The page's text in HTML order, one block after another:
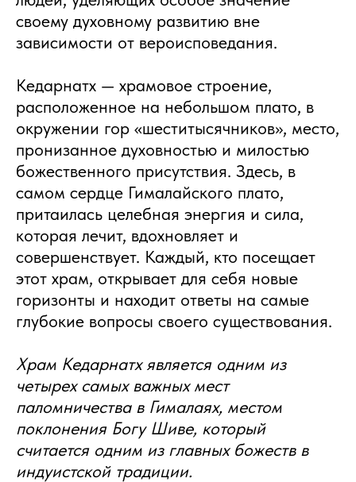
своему духовному развитию вне
зависимости от вероисповедания.
Кедарнатх — храмовое строение,
расположенное на небольшом плато, в
окружении гор «шеститысячников», место,
пронизанное духовностью и милостью
божественного присутствия. Здесь, в
самом сердце Гималайского плато,
притаилась целебная энергия и сила,
которая лечит, вдохновляет и
совершенствует. Каждый, кто посещает
этот храм, открывает для себя новые
горизонты и находит ответы на самые
глубокие вопросы своего существования.
Храм Кедарнатх является одним из
четырех самых важных мест
паломничества в Гималаях, местом
поклонения Богу Шиве, который
считается одним из главных божеств в
индуистской традиции.